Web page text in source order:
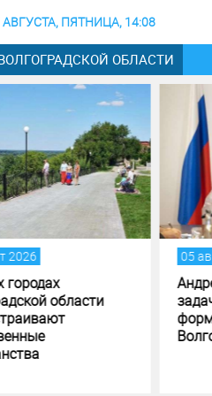
АВГУСТА, ПЯТНИЦА, 14:08
ОБЛАСТИ
2026
Бочаров поставил
по исполнению и
бюджета
области